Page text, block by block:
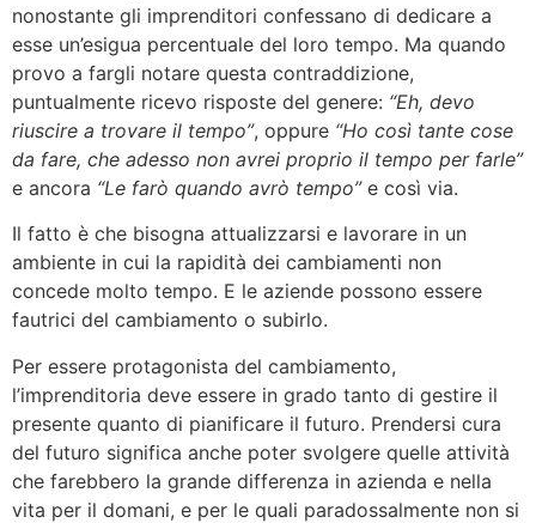
nonostante gli imprenditori confessano di dedicare a
esse un’esigua percentuale del loro tempo. Ma quando
provo a fargli notare questa contraddizione,
puntualmente ricevo risposte del genere: “Eh, devo
riuscire a trovare il tempo”, oppure “Ho così tante cose
da fare, che adesso non avrei proprio il tempo per farle”
e ancora “Le farò quando avrò tempo”e così via.
Il fatto è che bisogna attualizzarsi e lavorare in un
ambiente in cui la rapidità dei cambiamenti non
concede molto tempo. E le aziende possono essere
fautrici del cambiamento o subirlo.
Per essere protagonista del cambiamento,
l’imprenditoria deve essere in grado tanto di gestire il
presente quanto di pianificare il futuro. Prendersi cura
del futuro significa anche poter svolgere quelle attività
che farebbero la grande differenza in azienda e nella
vita per il domani, e per le quali paradossalmente non si